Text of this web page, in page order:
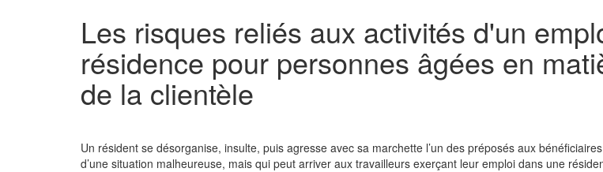
Les risques reliés aux activités d'un
résidence pour personnes âgées en
de la clientèle
Un résident se désorganise, insulte, puis agresse avec sa marchette l’un des préposés aux bénéficiaires
d’une situation malheureuse, mais qui peut arriver aux travailleurs exerçant leur emploi dans une